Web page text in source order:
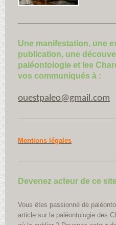
Une manifestation, une
publication, une
paléontologie et les
vos communiqués à :
ouestpaleo@gmail.com
Mentions légales
Devenez acteur de ce
Vous êtes passionné de
article sur la paléontologie des